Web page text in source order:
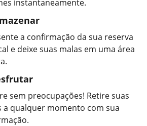
instantaneamente.
a confirmação da sua reserva
e deixe suas malas em uma área
sem preocupações! Retire suas
a qualquer momento com sua